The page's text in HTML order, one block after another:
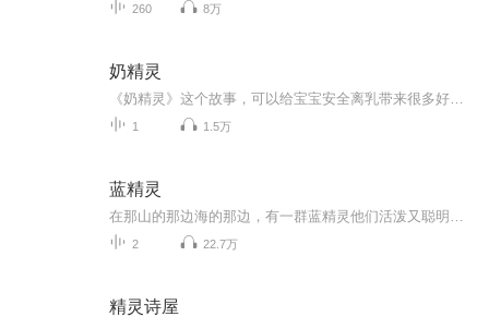
260 8万
奶精灵
1 1.5万
蓝精灵
2 22.7万
精灵诗屋